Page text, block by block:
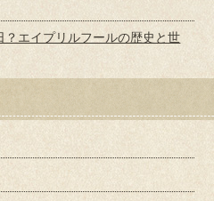
？エイプリルフールの歴史と世